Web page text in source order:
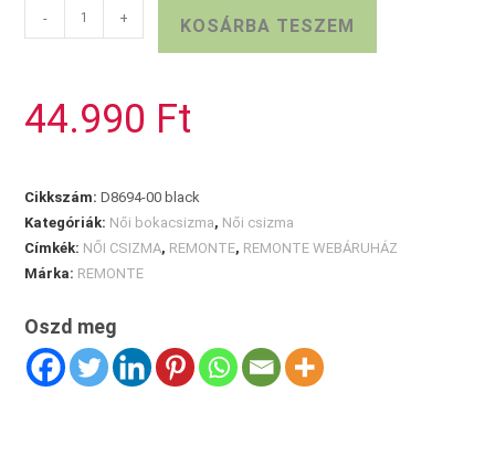
REMONTE
bőr
- + KOSÁRBA TESZEM
44.990 Ft
Cikkszám:D8694-00 black
Kategóriák: Női bokacsizma, Női csizma
Címkék: NŐI CSIZMA, REMONTE, REMONTE WEBÁRUHÁZ
Márka: REMONTE
Oszd meg